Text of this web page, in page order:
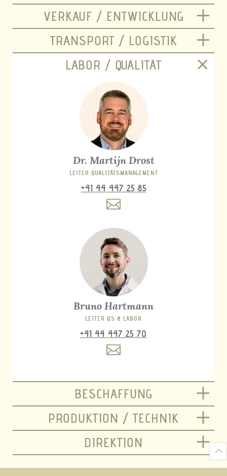
VERKAUF / ENTWICKLUNG
TRANSPORT / LOGISTIK
LABOR / QUALITÄT
Dr. Martijn Drost
LEITER QUALITÄTSMANAGEMENT
+41 44 447 25 85
Bruno Hartmann
LEITER QS & LABOR
+41 44 447 25 70
BESCHAFFUNG
PRODUKTION / TECHNIK
DIREKTION